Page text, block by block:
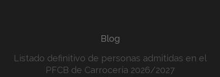
Blog
Listado definitivo de personas admitidas en el
PFCB de Carrocería 2026/2027